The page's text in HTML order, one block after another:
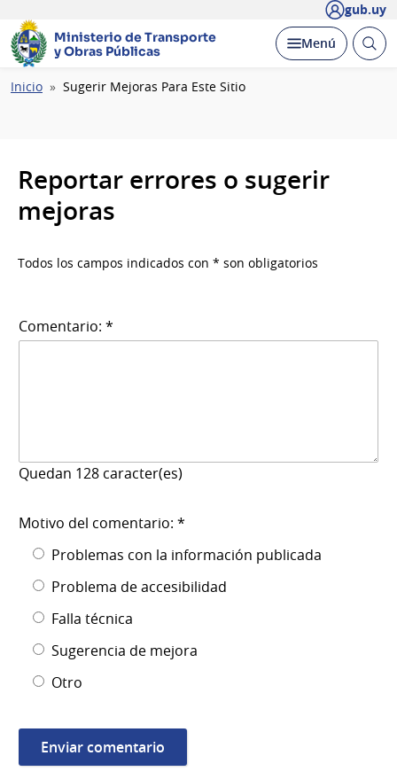
gub.uy
Ministerio de Transporte
y Obras Públicas
Desplegar
Menú Abrir
Ruta
Inicio Sugerir Mejoras Para Este Sitio
Reportar errores o sugerir
mejoras
Todos los campos indicados con * son obligatorios
Comentario: *
Quedan 128 caracter(es)
Motivo del comentario: *
Problemas con la información publicada
Problema de accesibilidad
Falla técnica
Sugerencia de mejora
Otro